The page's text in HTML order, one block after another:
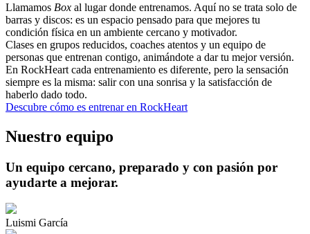
Llamamos Box al lugar donde entrenamos. Aquí no se trata solo de
barras y discos: es un espacio pensado para que mejores tu
condición física en un ambiente cercano y motivador.
Clases en grupos reducidos, coaches atentos y un equipo de
personas que entrenan contigo, animándote a dar tu mejor versión.
En RockHeart cada entrenamiento es diferente, pero la sensación
siempre es la misma: salir con una sonrisa y la satisfacción de
haberlo dado todo.
Descubre cómo es entrenar en RockHeart
Nuestro equipo
Un equipo cercano, preparado y con pasión por
ayudarte a mejorar.
Luismi García